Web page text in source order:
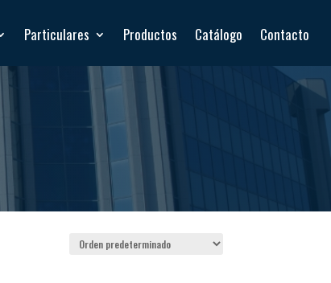
Particulares Productos Catálogo Contacto